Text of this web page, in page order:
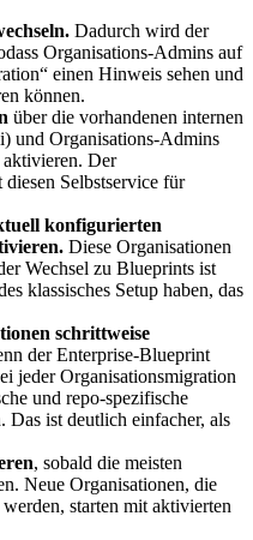
Dadurch wird der
Organisations-Admins auf
einen Hinweis sehen und
können.
über die vorhandenen internen
und Organisations-Admins
aktivieren. Der
Selbstservice für
konfigurierten
Diese Organisationen
Wechsel zu Blueprints ist
klassisches Setup haben, das
schrittweise
der Enterprise-Blueprint
jeder Organisationsmigration
und repo-spezifische
ist deutlich einfacher, als
, sobald die meisten
Neue Organisationen, die
starten mit aktivierten